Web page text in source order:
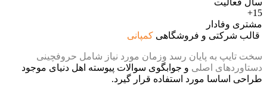
سال فعالیت
15+
مشتری وفادار
قالب شرکتی و فروشگاهی کمپانی
سخت تایپ به پایان رسد وزمان مورد نیاز شامل حروفچینی
دستاوردهای اصلی و جوابگوی سوالات پیوسته اهل دنیای موجود
طراحی اساسا مورد استفاده قرار گیرد.